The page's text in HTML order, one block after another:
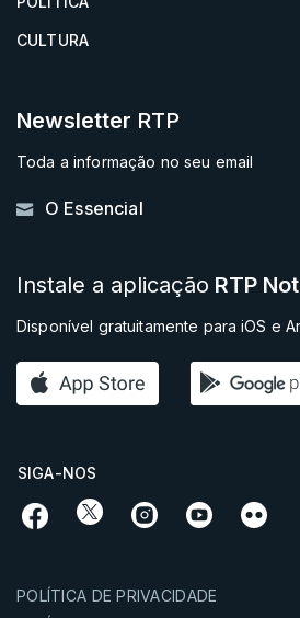
CULTURA
Newsletter RTP
Toda a informação no seu email
O Essencial
Instale a aplicação RTP
Disponível gratuitamente para iOS e
SIGA-NOS
POLÍTICA DE PRIVACIDADE